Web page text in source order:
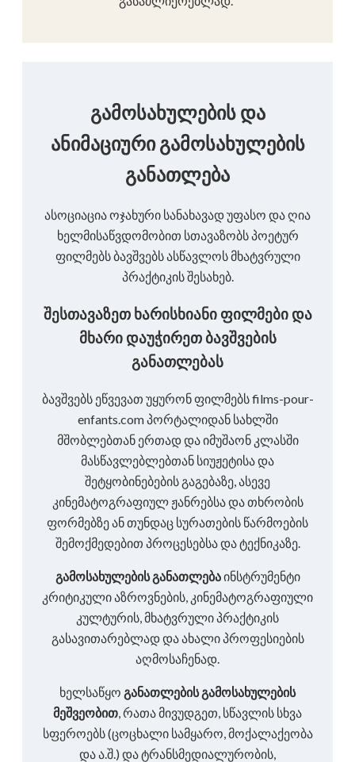
გამოსახულების და
ანიმაციური გამოსახულების
განათლება
ასოციაცია ოჯახური სანახავად უფასო და ღია
ხელმისაწვდომობით სთავაზობს პოეტურ
ფილმებს ბავშვებს ასწავლოს მხატვრული
პრაქტიკის შესახებ.
შესთავაზეთ ხარისხიანი ფილმები და
მხარი დაუჭირეთ ბავშვების
განათლებას
ბავშვებს ეწვევათ უყურონ ფილმებს films-pour-
enfants.com პორტალიდან სახლში
მშობლებთან ერთად და იმუშაონ კლასში
მასწავლებლებთან სიუჟეტისა და
შეტყობინებების გაგებაზე, ასევე
კინემატოგრაფიულ ჟანრებსა და თხრობის
ფორმებზე ან თუნდაც სურათების წარმოების
შემოქმედებით პროცესებსა და ტექნიკაზე.
გამოსახულების განათლებაინსტრუმენტი
კრიტიკული აზროვნების, კინემატოგრაფიული
კულტურის, მხატვრული პრაქტიკის
გასავითარებლად და ახალი პროფესიების
აღმოსაჩენად.
ხელსაწყო განათლების გამოსახულების
მეშვეობით, რათა მივუდგეთ, სწავლის სხვა
სფეროებს (ცოცხალი სამყარო, მოქალაქეობა
და ა.შ.) და ტრანსმედიალურობის,